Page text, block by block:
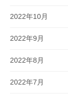
2022年10月
2022年9月
2022年8月
2022年7月